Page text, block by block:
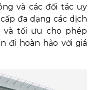
và các đối tác uy
đa dạng các dịch
tối ưu cho phép
đi hoàn hảo với giá